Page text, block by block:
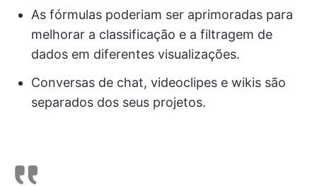
As fórmulas poderiam ser aprimoradas para
melhorar a classificação e a filtragem de
dados em diferentes visualizações.
Conversas de chat, videoclipes e wikis são
separados dos seus projetos.